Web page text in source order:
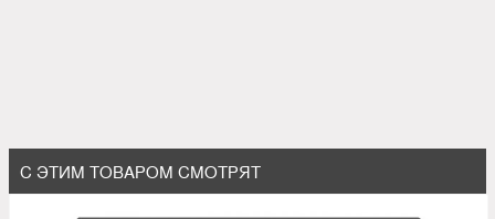
С ЭТИМ ТОВАРОМ СМОТРЯТ